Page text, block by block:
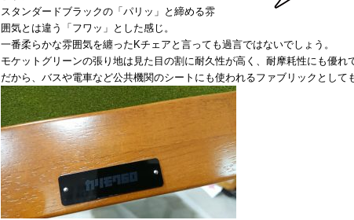
スタンダードブラックの「パリッ」と締める雰
囲気とは違う「フワッ」とした感じ。
一番柔らかな雰囲気を纏ったKチェアと言っても過言ではないでしょう。
モケットグリーンの張り地は見た目の割に耐久性が高く、耐摩耗性にも優れ
だから、バスや電車など公共機関のシートにも使われるファブリックとして